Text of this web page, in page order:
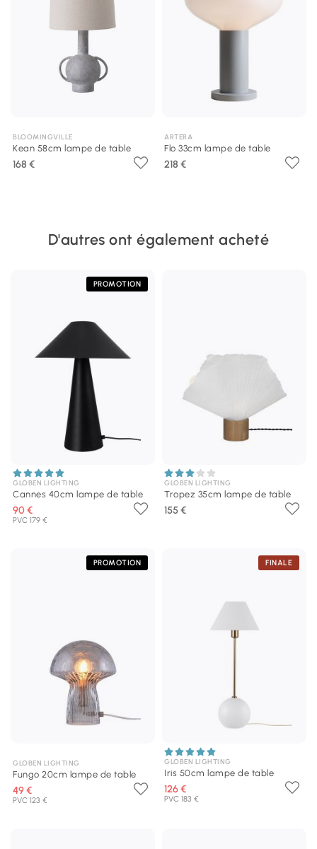
BLOOMINGVILLE
Kean 58cm lampe de table
168 €
ARTERA
Flo 33cm lampe de table
218 €
D'autres ont également acheté
PROMOTION
GLOBEN LIGHTING
Cannes 40cm lampe de table
90 €
PVC 179 €
GLOBEN LIGHTING
Tropez 35cm lampe de table
155 €
PROMOTION
GLOBEN LIGHTING
Fungo 20cm lampe de table
49 €
PVC 123 €
FINALE
GLOBEN LIGHTING
Iris 50cm lampe de table
126 €
PVC 183 €